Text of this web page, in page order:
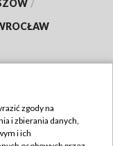
/
zgody na
i zbierania danych,
i ich